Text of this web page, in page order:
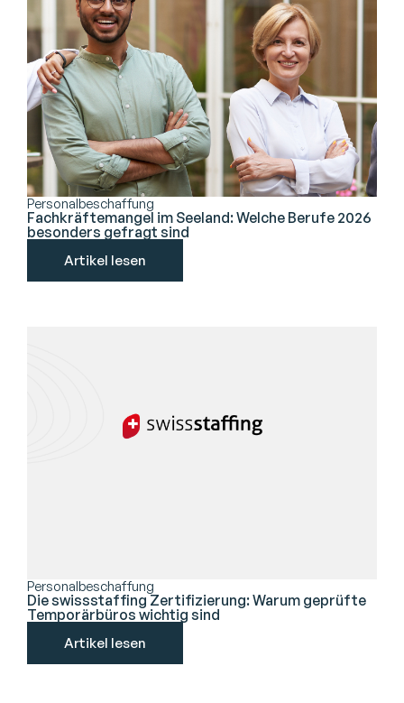
Personalbeschaffung
Fachkräftemangel im Seeland: Welche Berufe 2026
besonders gefragt sind
Artikel lesen
Personalbeschaffung
Die swissstaffing Zertifizierung: Warum geprüfte
Temporärbüros wichtig sind
Artikel lesen